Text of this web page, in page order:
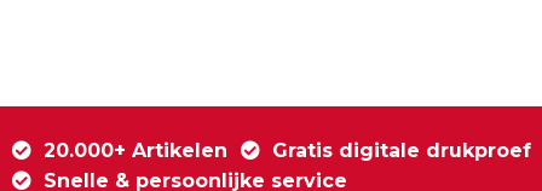
20.000+ Artikelen
Gratis digitale drukproef
Snelle & persoonlijke service